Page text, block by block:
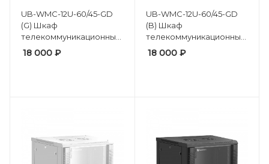
UB-WMC-12U-60/45-GD
(G) Шкаф
телекоммуникационный
настенный 19" 12U,
(600*450*635 мм)
18 000 ₽
UB-WMC-12U-60/45-GD
(B) Шкаф
телекоммуникационный
настенный 19" 12U,
(600*450*635 мм)
18 000₽